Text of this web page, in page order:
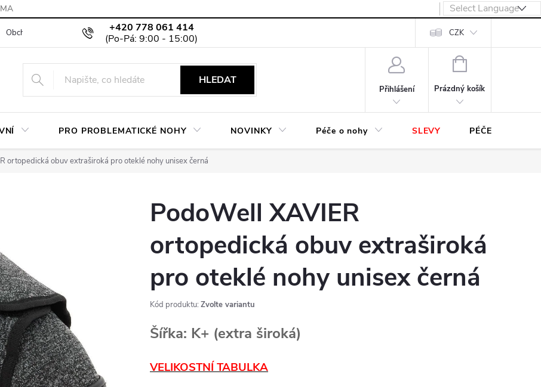
+420 778 061 414
Obchodní podmínky Podmínky ochrany osobních údajů CZK
HLEDAT
Přihlášení
NÁKUPNÍ
Prázdný košík
PRO PROBLEMATICKÉ NOHY NOVINKY Péče o nohy SLEVY PÉČE O OBUV
ortopedická obuv extraširoká pro oteklé nohy unisex černá
PodoWell XAVIER
ortopedická obuv extraširoká
pro oteklé nohy unisex černá
Kód produktu: Zvolte variantu
Šířka: K+ (extra široká)
VELIKOSTNÍ TABULKA